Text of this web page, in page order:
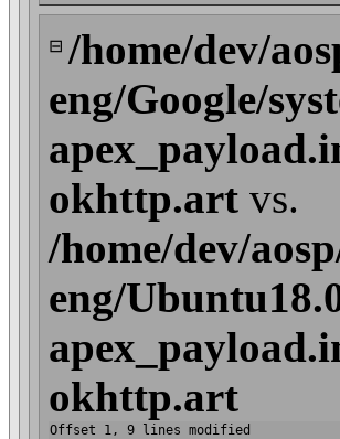
⊟ /home/dev/
eng/Google/
okhttp.art vs.
/home/dev/
eng/
okhttp.art
Offset 1, 9 lines modified